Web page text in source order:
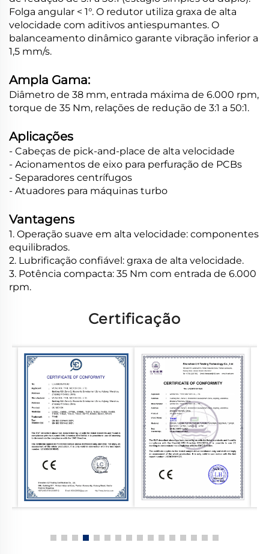
Folga angular < 1°. O redutor utiliza graxa de alta
velocidade com aditivos antiespumantes. O
balanceamento dinâmico garante vibração inferior a
1,5 mm/s.
Ampla Gama:
Diâmetro de 38 mm, entrada máxima de 6.000 rpm,
torque de 35 Nm, relações de redução de 3:1 a 50:1.
Aplicações
- Cabeças de pick-and-place de alta velocidade
- Acionamentos de eixo para perfuração de PCBs
- Separadores centrífugos
- Atuadores para máquinas turbo
Vantagens
1. Operação suave em alta velocidade: componentes
equilibrados.
2. Lubrificação confiável: graxa de alta velocidade.
3. Potência compacta: 35 Nm com entrada de 6.000
rpm.
Certificação